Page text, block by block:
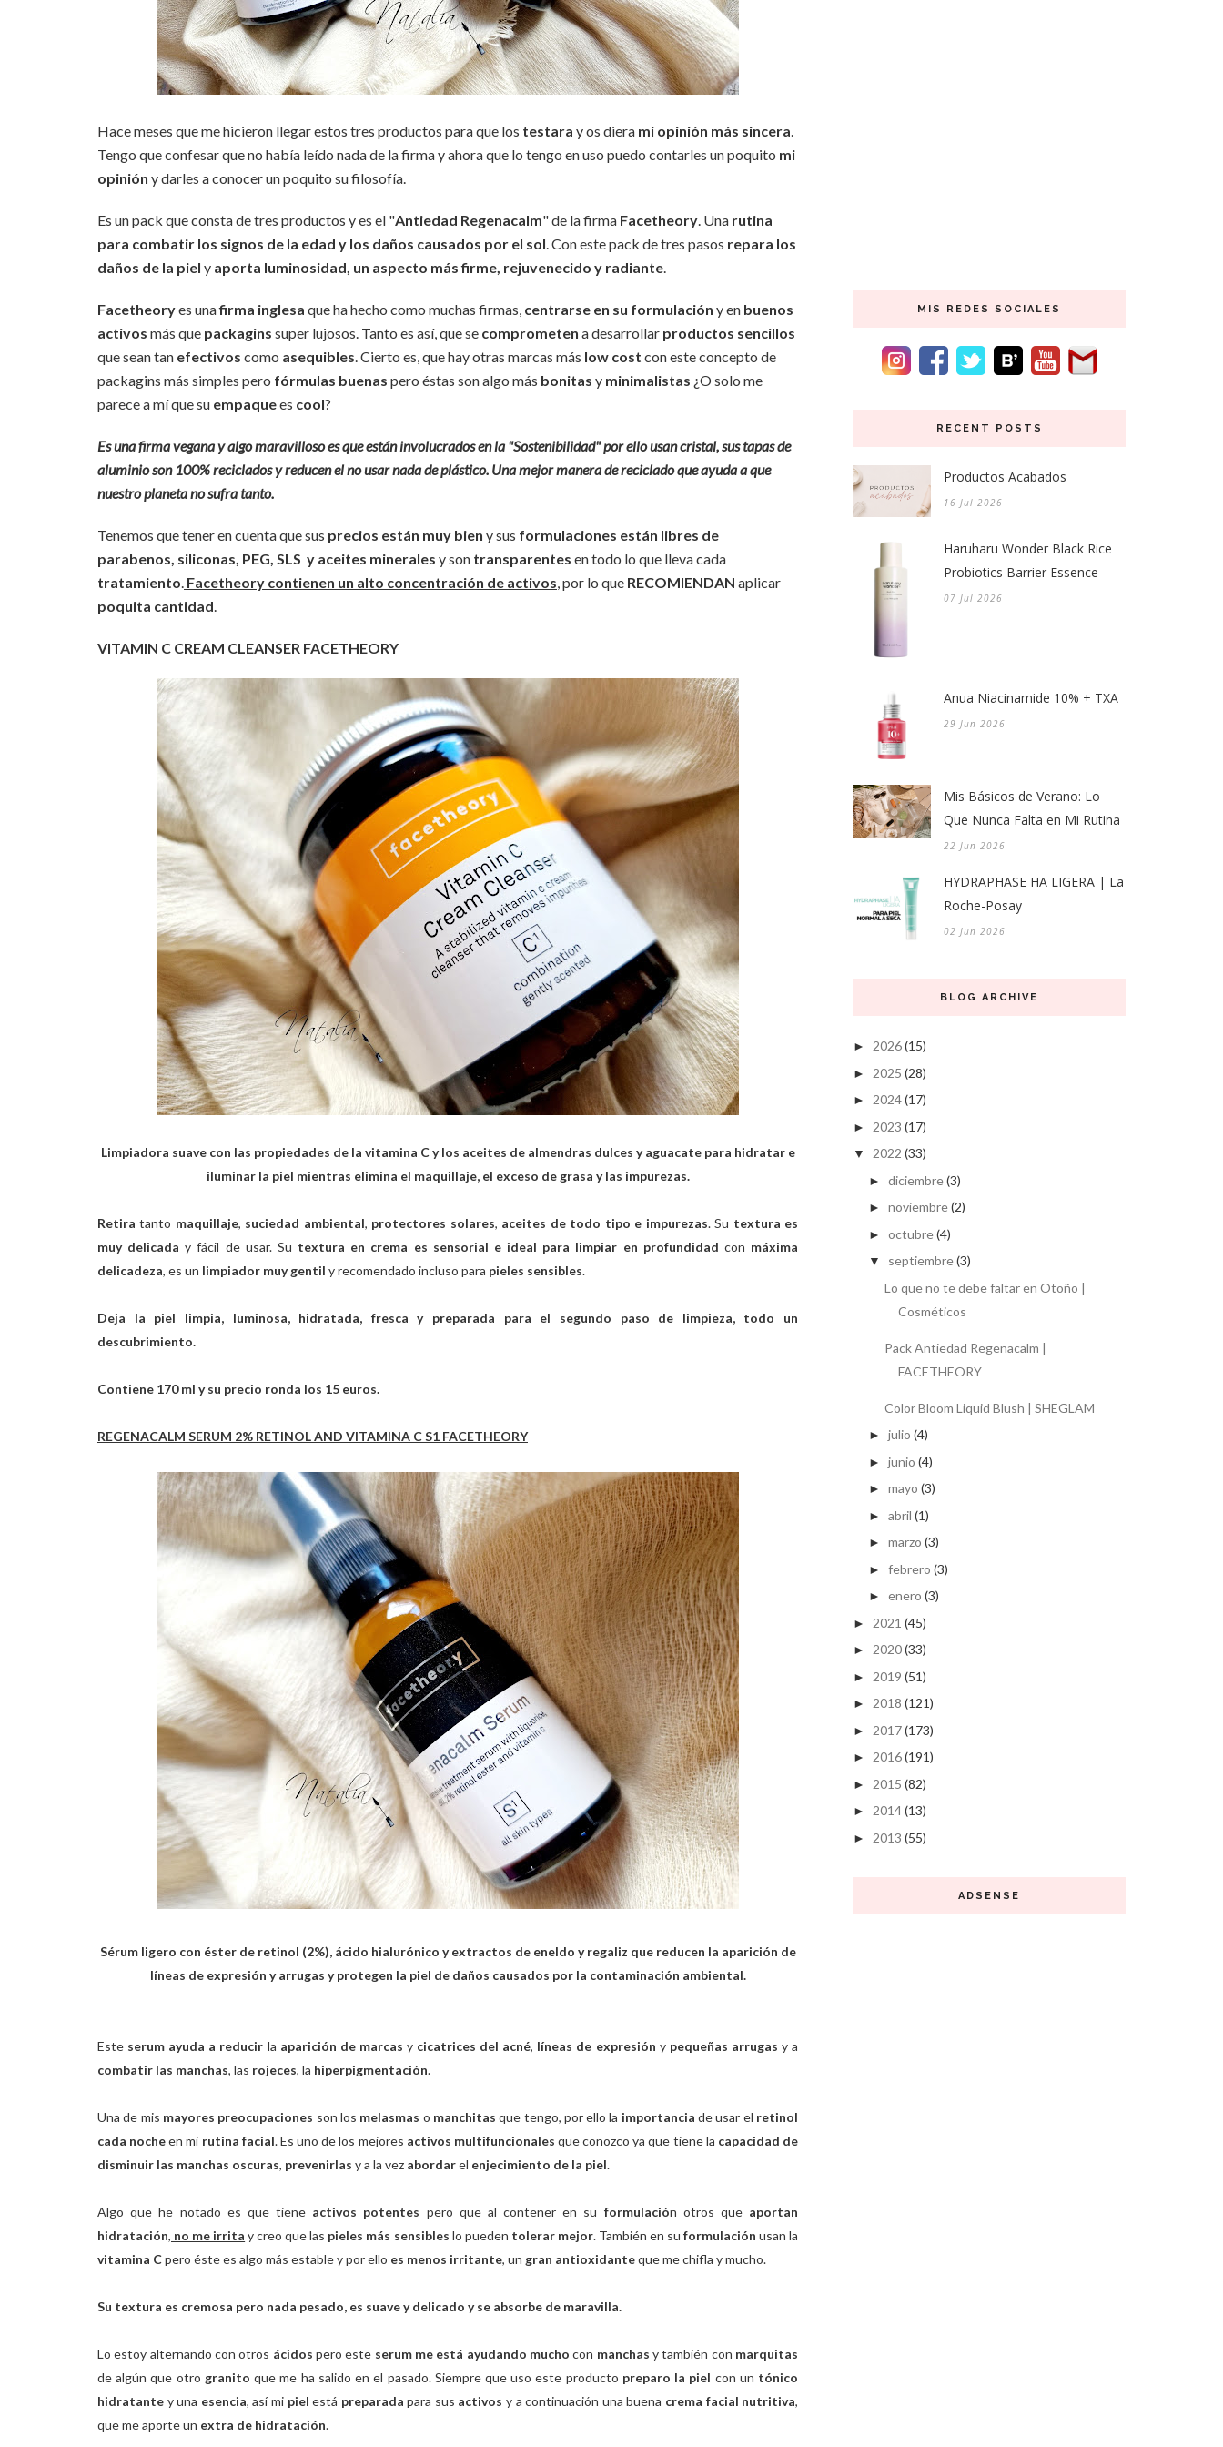
Hace meses que me hicieron llegar estos tres productos para que los testara y os diera mi opinión más sincera.
Tengo que confesar que no había leído nada de la firma y ahora que lo tengo en uso puedo contarles un poquito mi
opinión y darles a conocer un poquito su filosofía.
Es un pack que consta de tres productos y es el "Antiedad Regenacalm" de la firma Facetheory. Una rutina
para combatir los signos de la edad y los daños causados por el sol. Con este pack de tres pasos repara los
daños de la piel y aporta luminosidad, un aspecto más firme, rejuvenecido y radiante.
Facetheoryes unafirma inglesa que ha hecho como muchas firmas, centrarse en su formulación y en buenos
activos más que packagins super lujosos. Tanto es así, que se comprometen a desarrollar productos sencillos
que sean tan efectivos como asequibles. Cierto es, que hay otras marcas más low cost con este concepto de
packagins más simples pero fórmulas buenas pero éstas son algo más bonitas y minimalistas ¿O solo me
parece a mí que su empaquees cool?
Es una firma vegana y algo maravilloso es que están involucrados en la "Sostenibilidad" por ello usan cristal, sus tapas de
aluminio son 100% reciclados y reducen el no usar nada de plástico. Una mejor manera de reciclado que ayuda a que
nuestro planeta no sufra tanto.
Tenemos que tener en cuenta que sus precios están muy bien y sus formulaciones están libres de
parabenos, siliconas, PEG, SLS y aceites minerales y son transparentes en todo lo que lleva cada
tratamiento. Facetheory contienen un alto concentración de activos, por lo que RECOMIENDAN aplicar
poquita cantidad.
VITAMIN C CREAM CLEANSER FACETHEORY
Limpiadora suave con las propiedades de la vitamina C y los aceites de almendras dulces y aguacate para hidratar e
iluminar la piel mientras elimina el maquillaje, el exceso de grasa y las impurezas.
Retiratanto maquillaje, suciedad ambiental, protectores solares, aceites de todo tipo e impurezas. Su textura es
muy delicada y fácil de usar. Su textura en crema es sensorial e ideal para limpiar en profundidad con máxima
delicadeza, es un limpiador muy gentil y recomendado incluso para pieles sensibles.
Deja la piel limpia, luminosa, hidratada, fresca y preparada para el segundo paso de limpieza, todo un
descubrimiento.
Contiene 170 ml y su precio ronda los 15 euros.
REGENACALM SERUM 2% RETINOL AND VITAMINA C S1 FACETHEORY
Sérum ligero con éster de retinol (2%), ácido hialurónico y extractos de eneldo y regaliz que reducen la aparición de
líneas de expresión y arrugas y protegen la piel de daños causados por la contaminación ambiental.
Este serum ayuda a reducir la aparición de marcas y cicatrices del acné, líneas de expresión y pequeñas arrugas y a
combatir las manchas, las rojeces, la hiperpigmentación.
Una de mis mayores preocupaciones son los melasmas o manchitas que tengo, por ello la importancia de usar el retinol
cada nocheen mi rutina facial. Es uno de los mejores activos multifuncionales que conozco ya que tiene la capacidad de
disminuir las manchas oscuras, prevenirlas y a la vez abordarel enjecimiento de la piel.
Algo que he notado es que tiene activos potentes pero que al contener en su formulación otros que aportan
hidratación, no me irrita y creo que las pieles más sensibles lo pueden tolerar mejor. También en su formulación usan la
vitamina Cpero éste es algo más estable y por ello es menos irritante, un gran antioxidanteque me chifla y mucho.
Su textura es cremosa pero nada pesado, es suave y delicado y se absorbe de maravilla.
Lo estoy alternando con otros ácidos pero este serum me está ayudando mucho con manchas y también con marquitas
de algún que otro granito que me ha salido en el pasado. Siempre que uso este producto preparo la piel con un tónico
hidratante y una esencia, así mi piel está preparada para sus activosy a continuación una buena crema facial nutritiva,
que me aporte un extra de hidratación.
MIS REDES SOCIALES
RECENT POSTS
Productos Acabados
16 Jul 2026
Haruharu Wonder Black Rice
Probiotics Barrier Essence
07 Jul 2026
Anua Niacinamide 10% + TXA
29 Jun 2026
Mis Básicos de Verano: Lo
Que Nunca Falta en Mi Rutina
22 Jun 2026
HYDRAPHASE HA LIGERA | La
Roche-Posay
02 Jun 2026
BLOG ARCHIVE
► 2026(15)
► 2025 (28)
► 2024(17)
► 2023 (17)
▼ 2022 (33)
► diciembre(3)
► noviembre(2)
► octubre(4)
▼ septiembre(3)
Lo que no te debe faltar en Otoño |
Cosméticos
Pack Antiedad Regenacalm |
FACETHEORY
Color Bloom Liquid Blush | SHEGLAM
► julio (4)
► junio (4)
► mayo (3)
► abril (1)
► marzo (3)
► febrero (3)
► enero (3)
► 2021 (45)
► 2020(33)
► 2019 (51)
► 2018 (121)
► 2017(173)
► 2016(191)
► 2015 (82)
► 2014(13)
► 2013 (55)
ADSENSE